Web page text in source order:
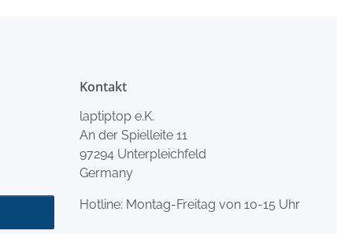
Kontakt
laptiptop e.K.
An der Spielleite 11
97294 Unterpleichfeld
Germany
Hotline: Montag-Freitag von 10-15 Uhr